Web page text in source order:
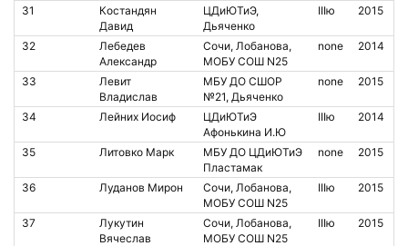
31
Костандян
Давид
ЦДиЮТиЭ,
Дьяченко
IIIю 2015
32
Лебедев
Александр
Сочи, Лобанова,
МОБУ СОШ N25
none 2014
33
Левит
Владислав
МБУ ДО СШОР
№21, Дьяченко
none 2015
34 Лейних Иосиф
ЦДиЮТиЭ
Афонькина И.Ю
IIIю 2014
35 Литовко Марк
МБУ ДО ЦДиЮТиЭ
Пластамак
none 2015
36 Луданов Мирон
Сочи, Лобанова,
МОБУ СОШ N25
IIIю 2015
37
Лукутин
Вячеслав
Сочи, Лобанова,
МОБУ СОШ N25
IIIю 2015